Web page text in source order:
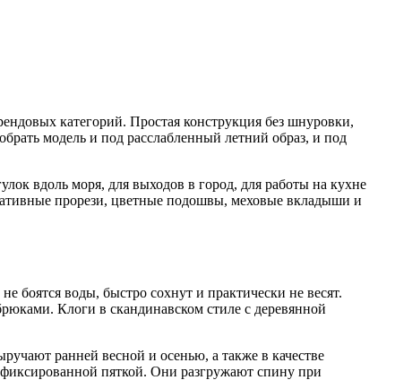
категорий. Простая конструкция без шнуровки,
модель и под расслабленный летний образ, и под
вдоль моря, для выходов в город, для работы на кухне
прорези, цветные подошвы, меховые вкладыши и
боятся воды, быстро сохнут и практически не весят.
Клоги в скандинавском стиле с деревянной
ранней весной и осенью, а также в качестве
пяткой. Они разгружают спину при